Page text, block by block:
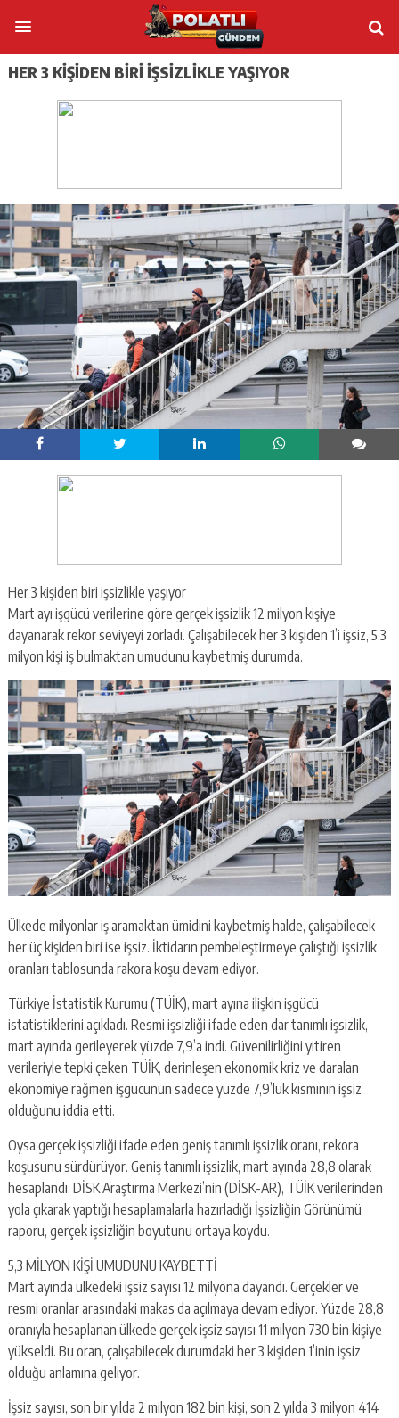
HER 3 KIŞIDEN BIRI IŞSIZLIKLE YAŞIYOR
Her 3 kişiden biri işsizlikle yaşıyor
Mart ayı işgücü verilerine göre gerçek işsizlik 12 milyon kişiye
dayanarak rekor seviyeyi zorladı. Çalışabilecek her 3 kişiden 1’i işsiz, 5,3
milyon kişi iş bulmaktan umudunu kaybetmiş durumda.
Ülkede milyonlar iş aramaktan ümidini kaybetmiş halde, çalışabilecek
her üç kişiden biri ise işsiz. İktidarın pembeleştirmeye çalıştığı işsizlik
oranları tablosunda rakora koşu devam ediyor.
Türkiye İstatistik Kurumu (TÜİK), mart ayına ilişkin işgücü
istatistiklerini açıkladı. Resmi işsizliği ifade eden dar tanımlı işsizlik,
mart ayında gerileyerek yüzde 7,9’a indi. Güvenilirliğini yitiren
verileriyle tepki çeken TÜİK, derinleşen ekonomik kriz ve daralan
ekonomiye rağmen işgücünün sadece yüzde 7,9’luk kısmının işsiz
olduğunu iddia etti.
Oysa gerçek işsizliği ifade eden geniş tanımlı işsizlik oranı, rekora
koşusunu sürdürüyor. Geniş tanımlı işsizlik, mart ayında 28,8 olarak
hesaplandı. DİSK Araştırma Merkezi’nin (DİSK-AR), TÜİK verilerinden
yola çıkarak yaptığı hesaplamalarla hazırladığı İşsizliğin Görünümü
raporu, gerçek işsizliğin boyutunu ortaya koydu.
5,3 MİLYON KİŞİ UMUDUNU KAYBETTİ
Mart ayında ülkedeki işsiz sayısı 12 milyona dayandı. Gerçekler ve
resmi oranlar arasındaki makas da açılmaya devam ediyor. Yüzde 28,8
oranıyla hesaplanan ülkede gerçek işsiz sayısı 11 milyon 730 bin kişiye
yükseldi. Bu oran, çalışabilecek durumdaki her 3 kişiden 1’inin işsiz
olduğu anlamına geliyor.
İşsiz sayısı, son bir yılda 2 milyon 182 bin kişi, son 2 yılda 3 milyon 414